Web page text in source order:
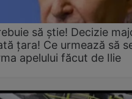
să știe! Decizie
țara! Ce urmează să
apelului făcut de Ilie